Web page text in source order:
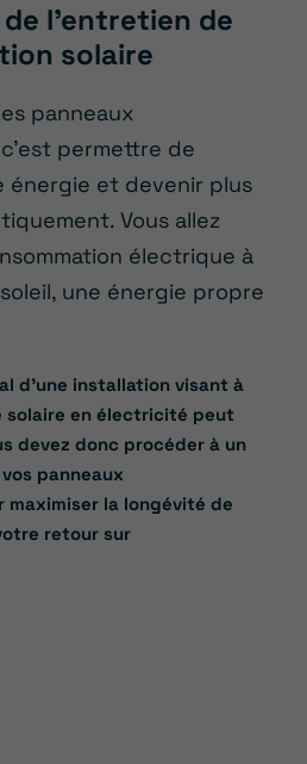
l’entretien de
solaire
panneaux
permettre de
énergie et devenir plus
Vous allez
électrique à
une énergie propre
d’une installation visant à
solaire en électricité peut
devez donc procéder à un
panneaux
la longévité de
retour sur